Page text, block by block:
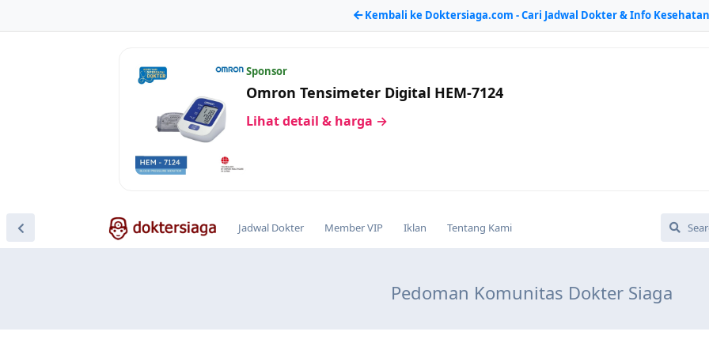
Kembali ke Doktersiaga.com - Cari Jadwal Dokter & Info Kesehatan
Sponsor
Omron Tensimeter Digital HEM-7124
Lihat detail & harga →
Jadwal Dokter Member VIP Iklan Tentang Kami
Pedoman Komunitas Dokter Siaga